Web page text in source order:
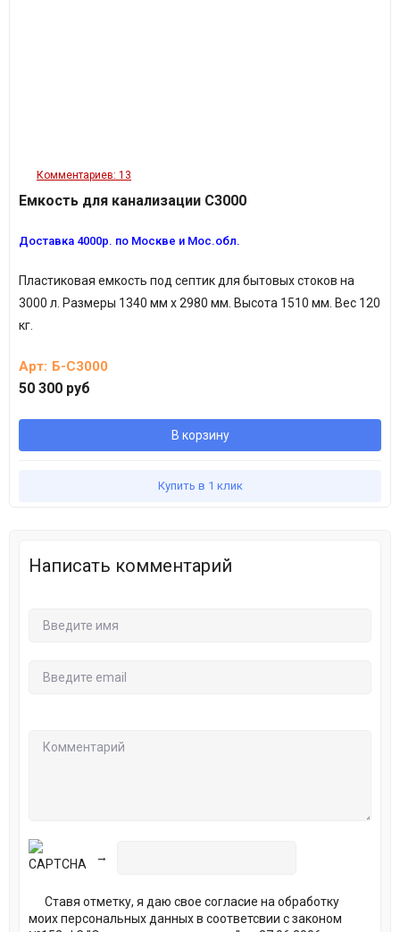
Комментариев: 13
Емкость для канализации С3000
Доставка 4000р. по Москве и Мос.обл.
Пластиковая емкость под септик для бытовых стоков на
3000 л. Размеры 1340 мм х 2980 мм. Высота 1510 мм. Вес 120
кг.
Арт: Б-С3000
50 300 руб
В корзину
Купить в 1 клик
Написать комментарий
→
Ставя отметку, я даю свое согласие на обработку
моих персональных данных в соответсвии с законом